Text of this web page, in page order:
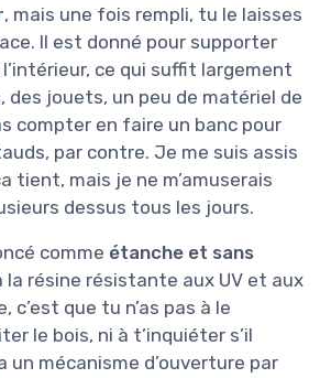
, mais une fois rempli, tu le laisses
Il est donné pour supporter
ce qui suffit largement
des jouets, un peu de matériel de
compter en faire un banc pour
par contre. Je me suis assis
tient, mais je ne m’amuserais
dessus tous les jours.
comme étanche et sans
la résine résistante aux UV et aux
c’est que tu n’as pas à le
le bois, ni à t’inquiéter s’il
un mécanisme d’ouverture par